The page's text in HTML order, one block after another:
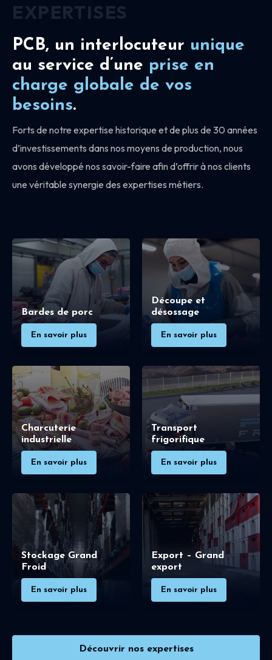
PCB, un interlocuteur unique
au service d’une prise en
charge globale de vos
besoins.
Forts de notre expertise historique et de plus de 30 années
d’investissements dans nos moyens de production, nous
avons développé nos savoir-faire afin d’offrir à nos clients
une véritable synergie des expertises métiers.
EXPERTISES
Bardes de porc
En savoir plus
Découpe et
désossage
En savoir plus
Charcuterie
industrielle
En savoir plus
Transport
frigorifique
En savoir plus
Stockage Grand
Froid
En savoir plus
Export – Grand
export
En savoir plus
Découvrir nos expertises